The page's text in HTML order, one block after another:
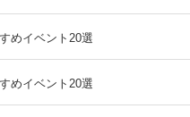
めイベント20選
めイベント20選